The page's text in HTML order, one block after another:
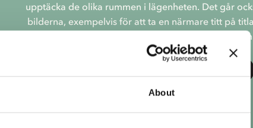
About
upptäcka de olika rummen i lägenheten. Det går
bilderna, exempelvis för att ta en närmare titt på
Det blir en extra stark upplevelse med VR-